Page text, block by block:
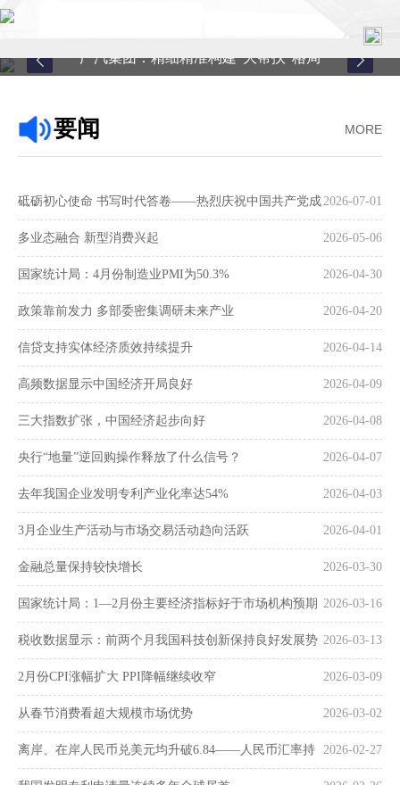
关于中心
县域服务
案例中心
联系我们
在线留言
广汽集团：精细精准构建“大帮扶”格局
MORE
要闻
2026-07-01
砥砺初心使命 书写时代答卷——热烈庆祝中国共产党成
立105周年 2026-05-06
多业态融合 新型消费兴起
2026-04-30
国家统计局：4月份制造业PMI为50.3%
2026-04-20
政策靠前发力 多部委密集调研未来产业
2026-04-14
信贷支持实体经济质效持续提升
2026-04-09
高频数据显示中国经济开局良好
2026-04-08
三大指数扩张，中国经济起步向好
2026-04-07
央行“地量”逆回购操作释放了什么信号？
2026-04-03
去年我国企业发明专利产业化率达54%
2026-04-01
3月企业生产活动与市场交易活动趋向活跃
2026-03-30
金融总量保持较快增长
2026-03-16
国家统计局：1—2月份主要经济指标好于市场机构预期
2026-03-13
税收数据显示：前两个月我国科技创新保持良好发展势
头 2026-03-09
2月份CPI涨幅扩大 PPI降幅继续收窄
2026-03-02
从春节消费看超大规模市场优势
2026-02-27
离岸、在岸人民币兑美元均升破6.84——人民币汇率持